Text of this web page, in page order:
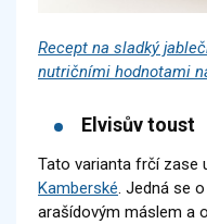
Recept na sladký
nutričními hodnotami
Elvisův toust
Tato varianta frčí zase
Kamberské. Jedná se
arašídovým máslem a